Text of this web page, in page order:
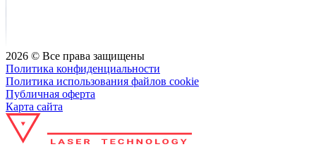
2026 © Все права защищены
Политика конфиденциальности
Политика использования файлов cookie
Публичная оферта
Карта сайта